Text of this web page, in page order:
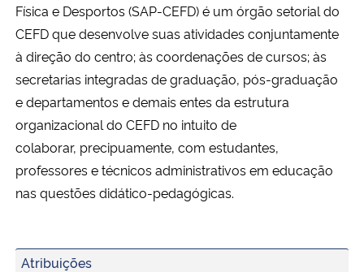
Controladoria-Geral da União
Ministério da Mulher, da Família e dos Direitos Humanos
Secretaria-Geral
Secretaria de Governo
Física e Desportos (SAP-CEFD) é um órgão setorial do
CEFD que desenvolve suas atividades conjuntamente
à direção do centro; àscoordenações de cursos; às
secretarias integradas de graduação, pós-graduação
edepartamentos e demais entes da estrutura
organizacional do CEFD no intuito de
colaborar, precipuamente, com estudantes,
professores e técnicos administrativos em educação
nasquestões didático-pedagógicas.
Atribuições